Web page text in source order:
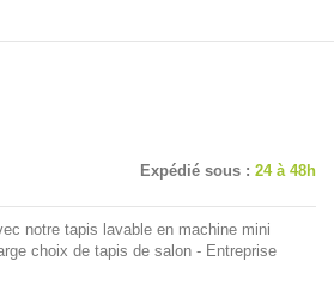
Expédié sous : 24 à 48h
notre tapis lavable en machine mini
choix de tapis de salon - Entreprise